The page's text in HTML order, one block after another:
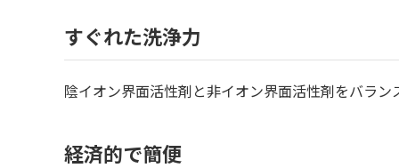
すぐれた洗浄力
陰イオン界面活性剤と非イオン界面活性剤をバラン
経済的で簡便